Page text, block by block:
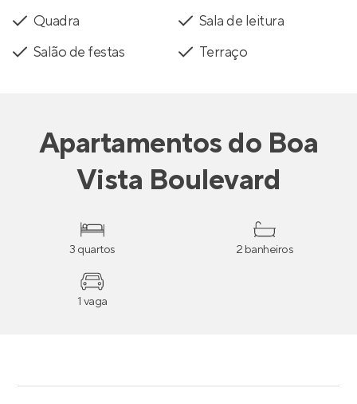
Quadra
Sala de leitura
Salão de festas
Terraço
Apartamentosdo Boa
Vista Boulevard
3 quartos 2 banheiros
1 vaga